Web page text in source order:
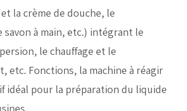
la crème de douche, le
à main, etc.) intégrant le
le chauffage et le
etc. Fonctions, la machine à réagir
idéal pour la préparation du liquide